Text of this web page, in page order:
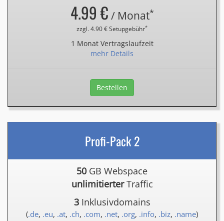
4.99 € / Monat*
zzgl. 4.90 € Setupgebühr*
1 Monat Vertragslaufzeit
mehr Details
Bestellen
Profi-Pack 2
50 GB Webspace
unlimitierterTraffic
3Inklusivdomains
(.de, .eu, .at, .ch, .com, .net, .org, .info, .biz, .name)